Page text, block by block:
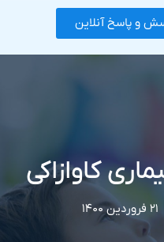
و پاسخ آنلاین
کاوازاکی
۲۱ فروردین ۱۴۰۰